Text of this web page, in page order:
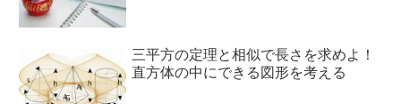
三平方の定理と相似で長さを求めよ！
直方体の中にできる図形を考える